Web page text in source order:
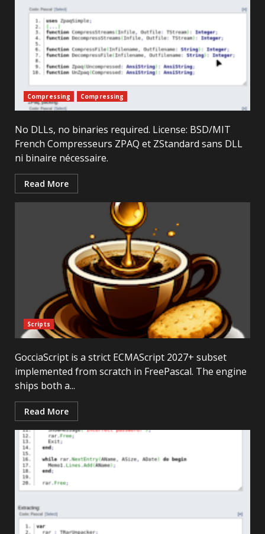
Compressing Compressing
No DLLs, no binaries required. License: BSD/MIT
French Compresseurs ZPAQ et ZStandard sans DLL
ni binaire nécessaire.
Read More
Scripts
GocciaScript is a strict ECMAScript 2027+ subset
implemented from scratch in FreePascal. The engine
ships both a...
Read More